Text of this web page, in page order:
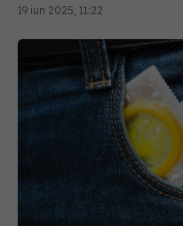
19 iun 2025, 11:22